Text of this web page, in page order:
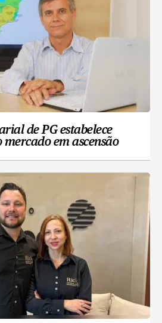
de PG estabelece
em ascensão